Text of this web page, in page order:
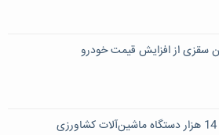
سقزی از افزایش قیمت خودرو